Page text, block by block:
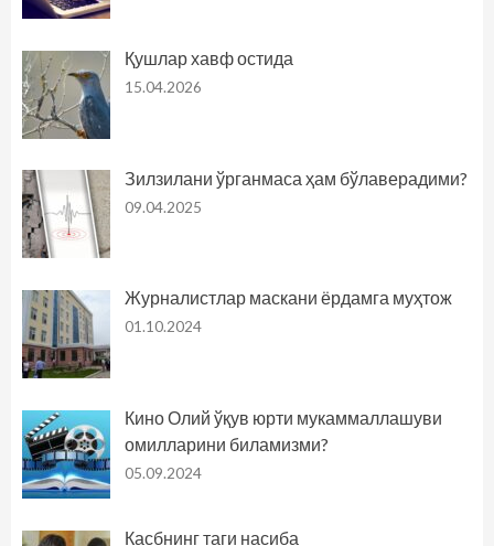
Қушлар хавф остида
15.04.2026
Зилзилани ўрганмаса ҳам бўлаверадими?
09.04.2025
Журналистлар маскани ёрдамга муҳтож
01.10.2024
Кино Олий ўқув юрти мукаммаллашуви
омилларини биламизми?
05.09.2024
Касбнинг таги насиба